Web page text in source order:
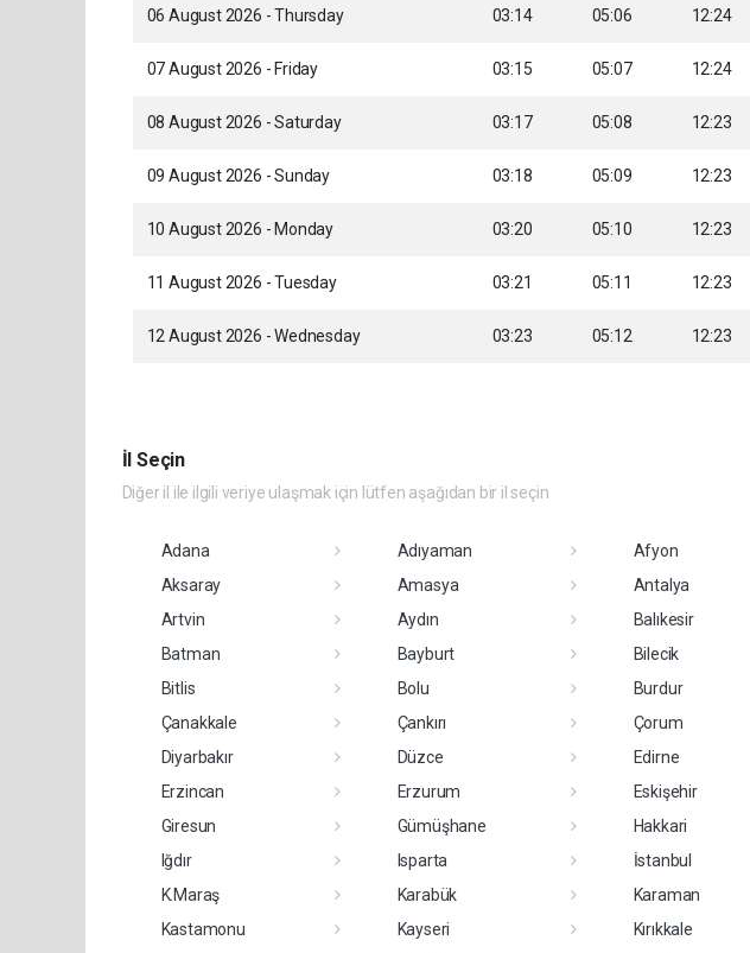
06 August 2026 - Thursday 03:14 05:06 12:24
07 August 2026 - Friday 03:15 05:07 12:24
08 August 2026 - Saturday 03:17 05:08 12:23
09 August 2026 - Sunday 03:18 05:09 12:23
10 August 2026 - Monday 03:20 05:10 12:23
11 August 2026 - Tuesday 03:21 05:11 12:23
12 August 2026 - Wednesday 03:23 05:12 12:23
İl Seçin
Diğer il ile ilgili veriye ulaşmak için lütfen aşağıdan bir il seçin
Adana Adıyaman Afyon
Aksaray
Amasya Antalya
Artvin
Aydın Balıkesir
Batman
Bayburt Bilecik
Bitlis
Bolu Burdur
Çanakkale
Çankırı Çorum
Diyarbakır
Düzce Edirne
Erzincan
Erzurum Eskişehir
Giresun
Gümüşhane Hakkari
Iğdır
Isparta İstanbul
K.Maraş
Karabük Karaman
Kastamonu
Kayseri Kırıkkale